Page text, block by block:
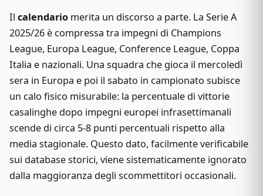
Il calendario merita un discorso a parte. La Serie A
2025/26 è compressa tra impegni di Champions
League, Europa League, Conference League, Coppa
Italia e nazionali. Una squadra che gioca il mercoledì
sera in Europa e poi il sabato in campionato subisce
un calo fisico misurabile: la percentuale di vittorie
casalinghe dopo impegni europei infrasettimanali
scende di circa 5-8 punti percentuali rispetto alla
media stagionale. Questo dato, facilmente verificabile
sui database storici, viene sistematicamente ignorato
dalla maggioranza degli scommettitori occasionali.